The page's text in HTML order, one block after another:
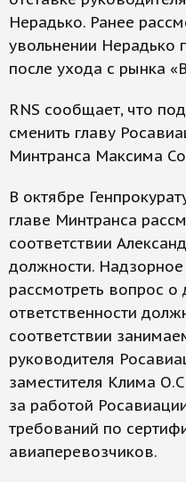
Нерадько. Ранее
увольнении Нерадько
после ухода с рынка
RNS сообщает, что
сменить главу
Минтранса Максима
В октябре
главе Минтранса
соответствии
должности.
рассмотреть вопрос о
ответственности
соответствии
руководителя
заместителя Клима
за работой
требований по
авиаперевозчиков.